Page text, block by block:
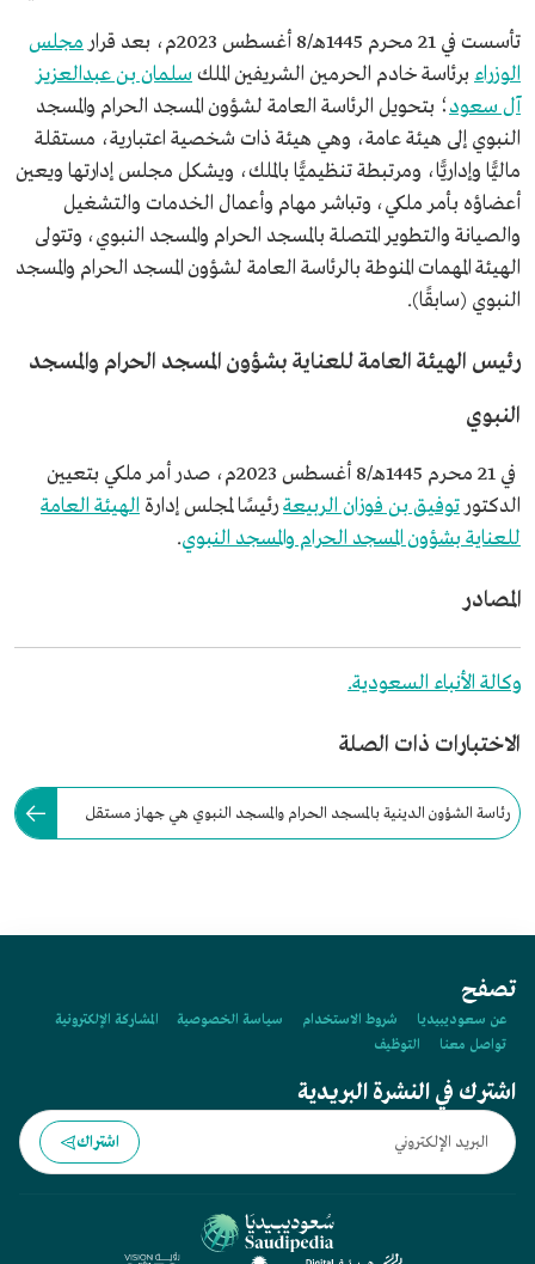
تأسست في 21 محرم 1445هـ/8 أغسطس 2023م، بعد قرار
مجلس
الوزراء برئاسة خادم الحرمين الشريفين الملك سلمان بن عبدالعزيز
آل سعود؛ بتحويل الرئاسة العامة لشؤون المسجد الحرام والمسجد
النبوي إلى هيئة عامة، وهي هيئة ذات شخصية اعتبارية، مستقلة
ماليًّا وإداريًّا، ومرتبطة تنظيميًّا بالملك، ويشكل مجلس إدارتها ويعين
أعضاؤه بأمر ملكي، وتباشر مهام وأعمال الخدمات والتشغيل
والصيانة والتطوير المتصلة بالمسجد الحرام والمسجد النبوي، وتتولى
الهيئة المهمات المنوطة بالرئاسة العامة لشؤون المسجد الحرام والمسجد
النبوي (سابقًا).
رئيس الهيئة العامة للعناية بشؤون المسجد الحرام والمسجد
النبوي
في 21 محرم 1445هـ/8 أغسطس 2023م، صدر أمر ملكي بتعيين
الدكتور توفيق بن فوزان الربيعةرئيسًا لمجلس إدارة الهيئة العامة
للعناية بشؤون المسجد الحرام والمسجد النبوي.
المصادر
وكالة الأنباء السعودية.
الاختبارات ذات الصلة
رئاسة الشؤون الدينية بالمسجد الحرام والمسجد النبوي هي جهاز مستقل
تصفح
عن سعوديبيديا شروط الاستخدام سياسة الخصوصية
المشاركة الإلكترونية
تواصل معنا
التوظيف
اشترك في النشرة البريدية
اشتراك